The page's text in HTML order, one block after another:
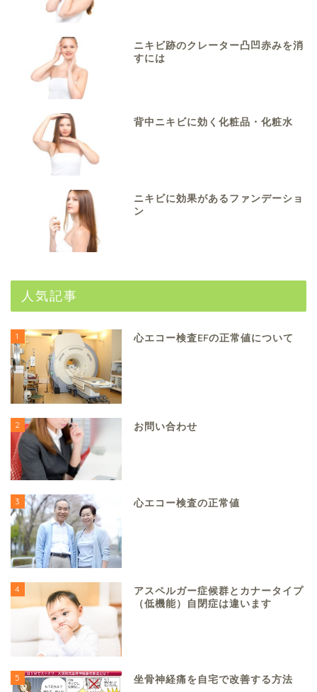
ニキビ跡のクレーター凸凹赤みを消
すには
背中ニキビに効く化粧品・化粧水
ニキビに効果があるファンデーショ
ン
人気記事
1 心エコー検査EFの正常値について
2 お問い合わせ
3 心エコー検査の正常値
4
アスペルガー症候群とカナータイプ
（低機能）自閉症は違います
5 坐骨神経痛を自宅で改善する方法